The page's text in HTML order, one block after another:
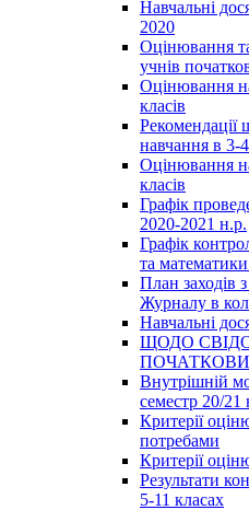
Навчальні
2020
Оцінювання та
учнів
Оцінювання
класів
Рекомендації
навчання в 3-
Оцінювання
класів
Графік
2020-2021 н.р.
Графік
та
План заходів
Журналу в
Навчальні
ЩОДО
Внутрішній
семестр 20/21
Критерії
потребами
Критерії
Результати
5-11 класах